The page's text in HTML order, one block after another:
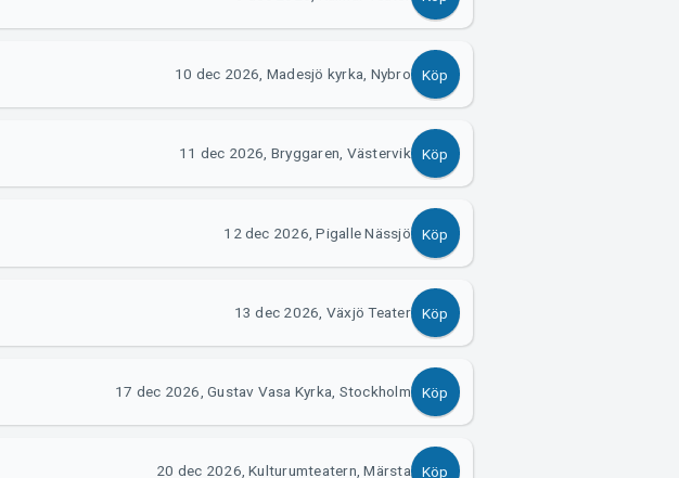
10 dec 2026, Madesjö kyrka, Nybro Köp
11 dec 2026, Bryggaren, Västervik Köp
12 dec 2026, Pigalle Nässjö Köp
13 dec 2026, Växjö Teater Köp
17 dec 2026, Gustav Vasa Kyrka, Stockholm Köp
20 dec 2026, Kulturumteatern, Märsta Köp